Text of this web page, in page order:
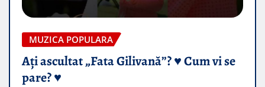
MUZICA POPULARA
Ați ascultat „Fata Gilivană”? ♥️ Cum vi se
pare? ♥️